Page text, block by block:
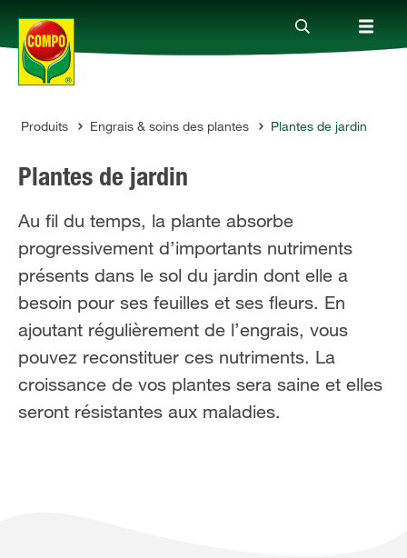
Produits
Conseil
Thèmes
Service
Qui sommes-nous?
NL FR
Produits Engrais & soins des plantes Plantes de jardin
Plantes de jardin
Au fil du temps, la plante absorbe
progressivement d’importants nutriments
présents dans le sol du jardin dont elle a
besoin pour ses feuilles et ses fleurs. En
ajoutant régulièrement de l’engrais, vous
pouvez reconstituer ces nutriments. La
croissance de vos plantes sera saine et elles
seront résistantes aux maladies.